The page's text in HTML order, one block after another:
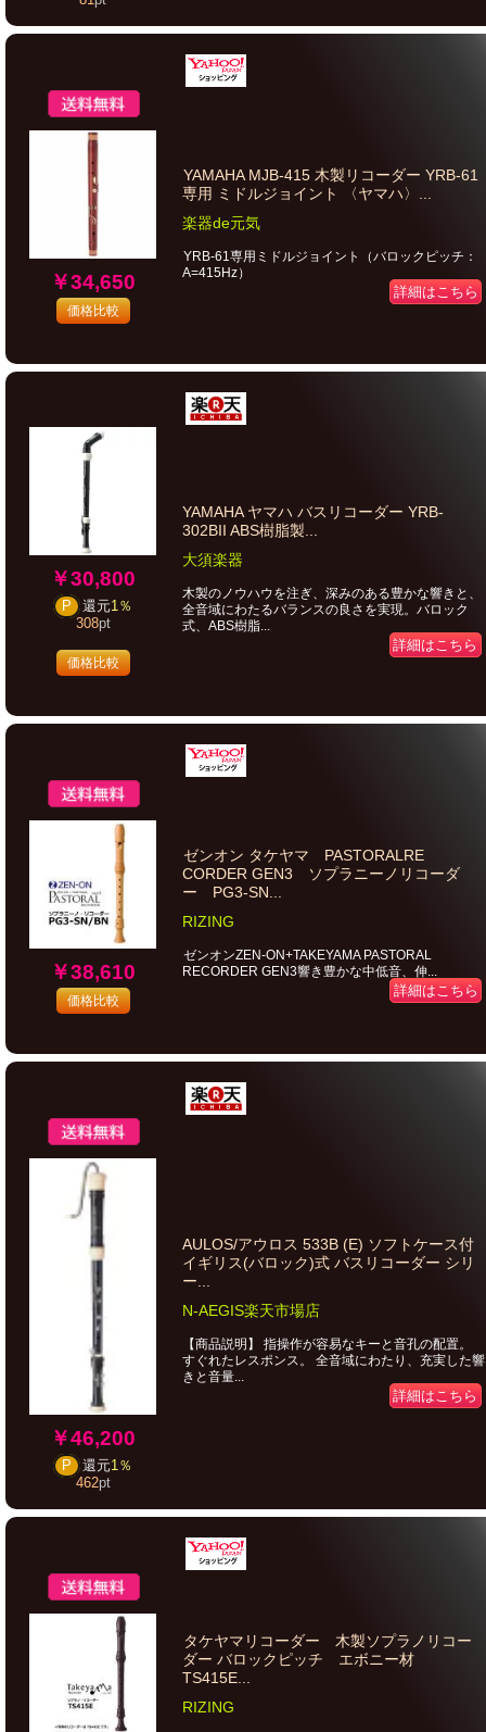
￥34,650
価格比較
YAMAHA MJB-415 木製リコーダー YRB-61
専用 ミドルジョイント 〈ヤマハ〉...
楽器de元気
YRB-61専用ミドルジョイント（バロックピッチ：
A=415Hz）
詳細はこちら
￥30,800
P 還元1％
308pt
価格比較
YAMAHA ヤマハ バスリコーダー YRB-
302BII ABS樹脂製...
大須楽器
木製のノウハウを注ぎ、深みのある豊かな響きと、
全音域にわたるバランスの良さを実現。バロック
式、ABS樹脂...
詳細はこちら
￥38,610
価格比較
ゼンオン タケヤマ PASTORALRE
CORDER GEN3 ソプラニーノリコーダ
ー PG3-SN...
RIZING
ゼンオンZEN-ON+TAKEYAMA PASTORAL
RECORDER GEN3響き豊かな中低音、伸...
詳細はこちら
￥46,200
P 還元1％
462pt
AULOS/アウロス 533B (E) ソフトケース付
イギリス(バロック)式 バスリコーダー シリ
ー...
N-AEGIS楽天市場店
【商品説明】 指操作が容易なキーと音孔の配置。
すぐれたレスポンス。 全音域にわたり、充実した響
きと音量...
詳細はこちら
タケヤマリコーダー 木製ソプラノリコー
ダー バロックピッチ エボニー材
TS415E...
RIZING